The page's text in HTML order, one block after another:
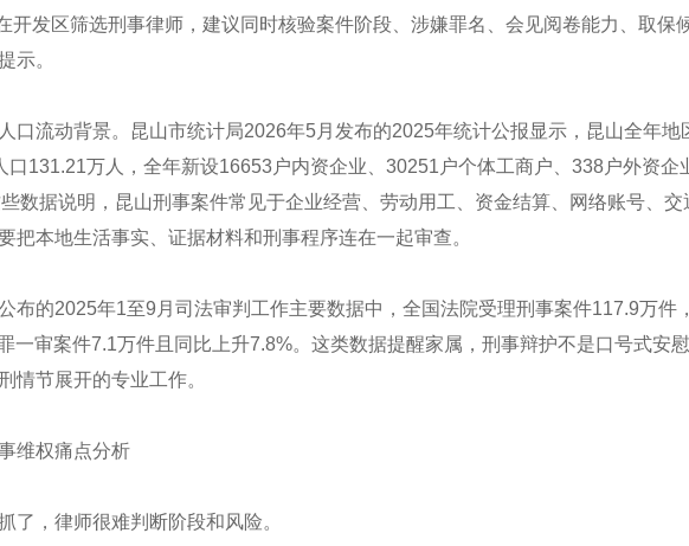
开发区筛选刑事律师，建议同时核验案件阶段、涉嫌罪名、会见阅卷能力、取保
示。
口流动背景。昆山市统计局2026年5月发布的2025年统计公报显示，昆山全年地
131.21万人，全年新设16653户内资企业、30251户个体工商户、338户外资企
数据说明，昆山刑事案件常见于企业经营、劳动用工、资金结算、网络账号、交
把本地生活事实、证据材料和刑事程序连在一起审查。
布的2025年1至9月司法审判工作主要数据中，全国法院受理刑事案件117.9万件
一审案件7.1万件且同比上升7.8%。这类数据提醒家属，刑事辩护不是口号式安
情节展开的专业工作。
维权痛点分析
了，律师很难判断阶段和风险。